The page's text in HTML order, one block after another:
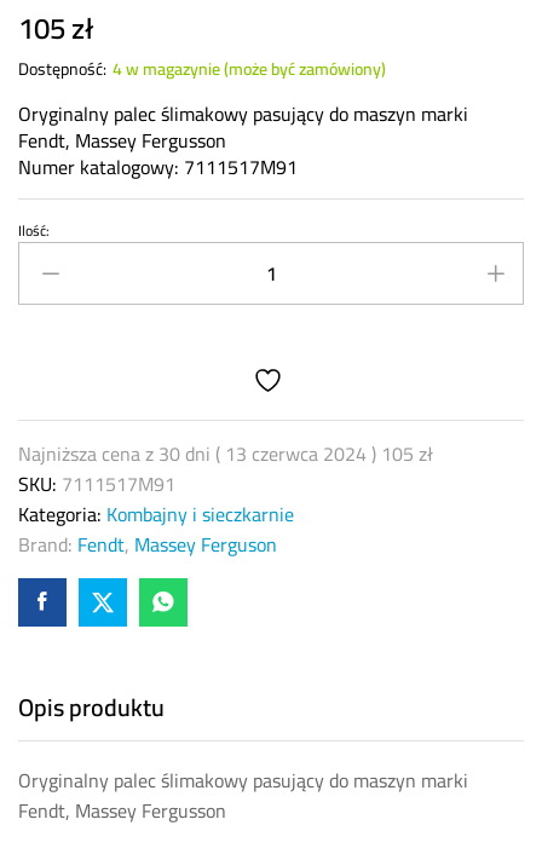
105zł
Dostępność:4 w magazynie (może być zamówiony)
Oryginalny palec ślimakowy pasujący do maszyn marki
Fendt, Massey Fergusson
Numer katalogowy: 7111517M91
Palec
ślimakowy
Massey
Ilość:
Najniższa cena z 30 dni ( 13 czerwca 2024) 105zł
SKU: 7111517M91
Kategoria: Kombajny i sieczkarnie
Brand: Fendt, Massey Ferguson
Opis produktu
Oryginalny palec ślimakowy pasujący do maszyn marki
Fendt, Massey Fergusson